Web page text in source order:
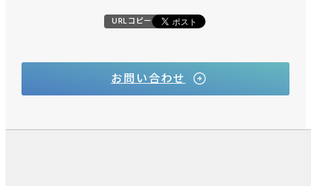
URLコピー
お問い合わせ